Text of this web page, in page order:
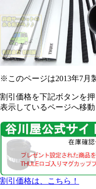
※このページは2013年7月
割引価格を下記ボタンを
表示しているページへ移動
割引価格は、こちら！